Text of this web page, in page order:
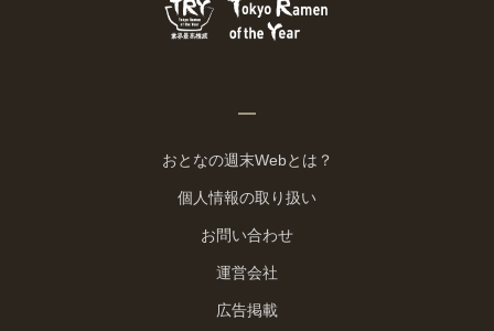
おとなの週末Webとは？
個人情報の取り扱い
お問い合わせ
運営会社
広告掲載